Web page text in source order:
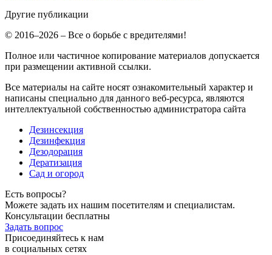
Другие публикации
© 2016–2026 – Все о борьбе с вредителями!
Полное или частичное копирование материалов допускается
при размещении активной ссылки.
Все материалы на сайте носят ознакомительный характер и
написаны специально для данного веб-ресурса, являются
интеллектуальной собственностью администратора сайта
Дезинсекция
Дезинфекция
Дезодорация
Дератизация
Сад и огород
Есть вопросы?
Можете задать их нашим посетителям и специалистам.
Консультации бесплатны
Задать вопрос
Присоединяйтесь к нам
в социальных сетях